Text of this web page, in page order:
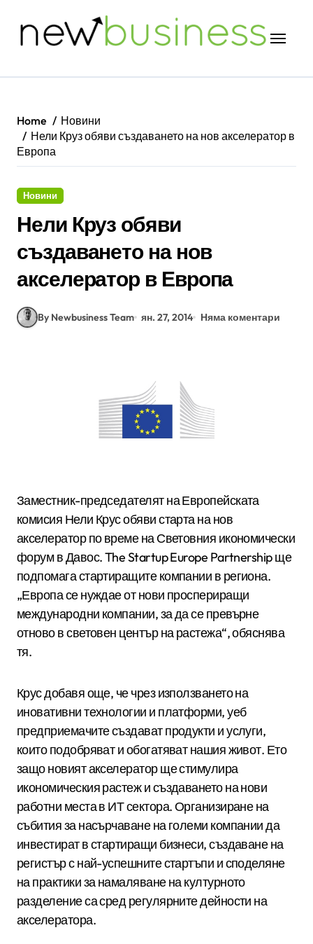
Home
Новини
Нели Круз обяви създаването на нов акселератор в
Европа
Новини
Нели Круз обяви
създаването на нов
акселератор в Европа
By Newbusiness Team ян. 27, 2014 Няма коментари
Заместник-председателят на Европейската
комисия Нели Крус обяви старта на нов
акселератор по време на Световния икономически
форум в Давос. The Startup Europe Partnership ще
подпомага стартиращите компании в региона.
„Европа се нуждае от нови проспериращи
международни компании, за да се превърне
отново в световен център на растежа“, обяснява
тя.
Крус добавя още, че чрез използването на
иновативни технологии и платформи, уеб
предприемачите създават продукти и услуги,
които подобряват и обогатяват нашия живот. Ето
защо новият акселератор ще стимулира
икономическия растеж и създаването на нови
работни места в ИТ сектора. Организиране на
събития за насърчаване на големи компании да
инвестират в стартиращи бизнеси, създаване на
регистър с най-успешните стартъпи и споделяне
на практики за намаляване на културното
разделение са сред регулярните дейности на
акселератора.